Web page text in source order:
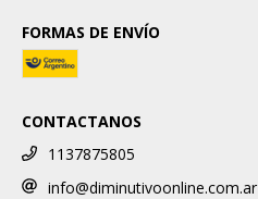
FORMAS DE ENVÍO
CONTACTANOS
1137875805
info@diminutivoonline.com.ar